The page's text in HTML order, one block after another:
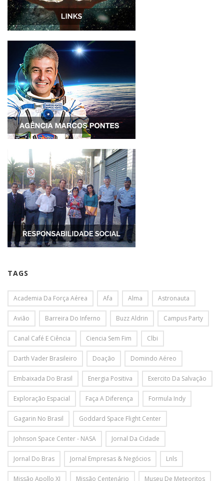
TAGS
Academia Da Força Aérea Afa Alma Astronauta
Avião Barreira Do Inferno Buzz Aldrin Campus Party
Canal Café E Ciência Ciencia Sem Fim Clbi
Darth Vader Brasileiro Doação Domindo Aéreo
Embaixada Do Brasil Energia Positiva Exercito Da Salvação
Exploração Espacial Faça A Diferença Formula Indy
Gagarin No Brasil Goddard Space Flight Center
Johnson Space Center - NASA Jornal Da Cidade
Jornal Do Bras Jornal Empresas & Negócios Lnls
Missão Apollo XI Missão Centenário Museu De Meteoritos